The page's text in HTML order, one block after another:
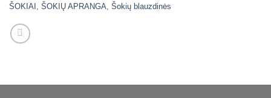
ŠOKIAI , ŠOKIŲ APRANGA, Šokių blauzdinės